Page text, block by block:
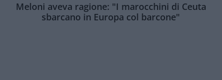
Meloni aveva ragione: "I marocchini di Ceuta
sbarcano in Europa col barcone"